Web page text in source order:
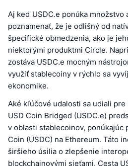
Aj keď USDC.e ponúka množstvo
poznamenať, že je odlišný od
špecifické obmedzenia, ako je
niektorými produktmi Circle.
zostáva USDC.e mocným
využiť stablecoiny v rýchlo sa
ekonomike.
Aké kľúčové udalosti sa udiali pre
USD Coin Bridged (USDC.e)
v oblasti stablecoinov, ponúkajúc
Coin (USDC) na Ethereum. Táto
širšieho úsilia o zlepšenie
blockchainovými sieťami. Cesta